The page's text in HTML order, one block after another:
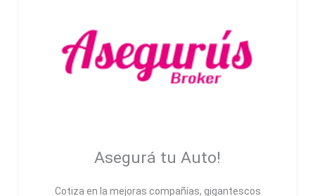
Asegurá tu Auto!
Cotiza en la mejoras compañías, gigantescos